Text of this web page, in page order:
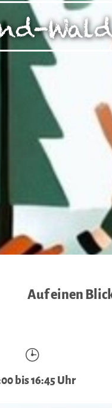
Webseite erhobenen
oder
klicken, willigen
verarbeitet werden. Die
Standards
Risiko, dass Ihre Daten
auch ohne
festlegen" klicken
haben, findet
erhalten Sie in
hier:
Datenschutz |
Auf einen
bis 16:45 Uhr